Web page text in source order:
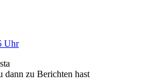
Uhr
dann zu Berichten hast